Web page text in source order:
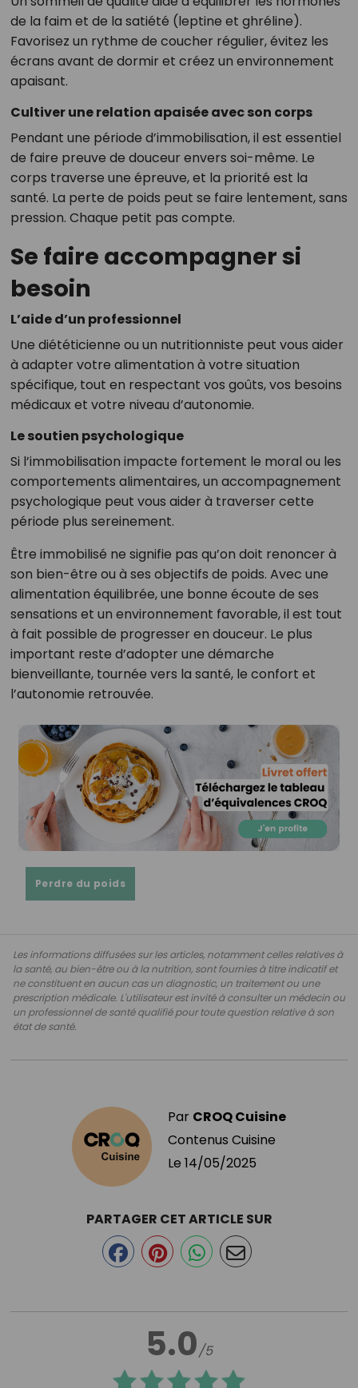
de la faim et de la satiété (leptine et ghréline).
Favorisez un rythme de coucher régulier, évitez les
écrans avant de dormir et créez un environnement
apaisant.
Cultiver une relation apaisée avec son corps
Pendant une période d’immobilisation, il est essentiel
de faire preuve de douceur envers soi-même. Le
corps traverse une épreuve, et la priorité est la
santé. La perte de poids peut se faire lentement, sans
pression. Chaque petit pas compte.
Se faire accompagner si
besoin
L’aide d’un professionnel
Une diététicienne ou un nutritionniste peut vous aider
à adapter votre alimentation à votre situation
spécifique, tout en respectant vos goûts, vos besoins
médicaux et votre niveau d’autonomie.
Le soutien psychologique
Si l’immobilisation impacte fortement le moral ou les
comportements alimentaires, un accompagnement
psychologique peut vous aider à traverser cette
période plus sereinement.
Être immobilisé ne signifie pas qu’on doit renoncer à
son bien-être ou à ses objectifs de poids. Avec une
alimentation équilibrée, une bonne écoute de ses
sensations et un environnement favorable, il est tout
à fait possible de progresser en douceur. Le plus
important reste d’adopter une démarche
bienveillante, tournée vers la santé, le confort et
l’autonomie retrouvée.
Perdre du poids
Les informations diffusées sur les articles, notamment celles relatives à
la santé, au bien-être ou à la nutrition, sont fournies à titre indicatif et
ne constituent en aucun cas un diagnostic, un traitement ou une
prescription médicale. L'utilisateur est invité à consulter un médecin ou
un professionnel de santé qualifié pour toute question relative à son
état de santé.
Par CROQ Cuisine
Contenus Cuisine
Le 14/05/2025
5.0/5
PARTAGER CET ARTICLE SUR